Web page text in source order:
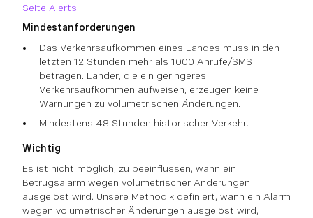
Seite Alerts.
Mindestanforderungen
Das Verkehrsaufkommen eines Landes muss in den
letzten 12 Stunden mehr als 1000 Anrufe/SMS
betragen. Länder, die ein geringeres
Verkehrsaufkommen aufweisen, erzeugen keine
Warnungen zu volumetrischen Änderungen.
Mindestens 48 Stunden historischer Verkehr.
Wichtig
Es ist nicht möglich, zu beeinflussen, wann ein
Betrugsalarm wegen volumetrischer Änderungen
ausgelöst wird. Unsere Methodik definiert, wann ein Alarm
wegen volumetrischer Änderungen ausgelöst wird,